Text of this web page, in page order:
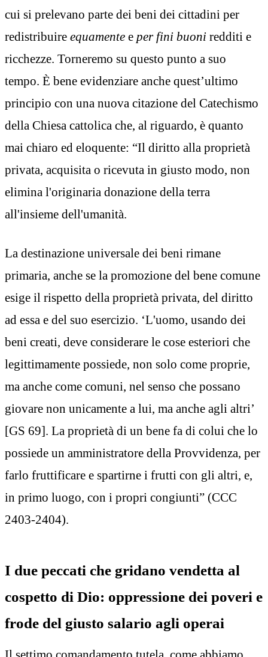
cui si prelevano parte dei beni dei cittadini per
redistribuire equamente e per fini buoni redditi e
ricchezze. Torneremo su questo punto a suo
tempo. È bene evidenziare anche quest’ultimo
principio con una nuova citazione del Catechismo
della Chiesa cattolica che, al riguardo, è quanto
mai chiaro ed eloquente: “Il diritto alla proprietà
privata, acquisita o ricevuta in giusto modo, non
elimina l'originaria donazione della terra
all'insieme dell'umanità.
La destinazione universale dei beni rimane
primaria, anche se la promozione del bene comune
esige il rispetto della proprietà privata, del diritto
ad essa e del suo esercizio. ‘L'uomo, usando dei
beni creati, deve considerare le cose esteriori che
legittimamente possiede, non solo come proprie,
ma anche come comuni, nel senso che possano
giovare non unicamente a lui, ma anche agli altri’
[GS 69]. La proprietà di un bene fa di colui che lo
possiede un amministratore della Provvidenza, per
farlo fruttificare e spartirne i frutti con gli altri, e,
in primo luogo, con i propri congiunti” (CCC
2403-2404).
I due peccati che gridano vendetta al
cospetto di Dio: oppressione dei poveri e
frode del giusto salario agli operai